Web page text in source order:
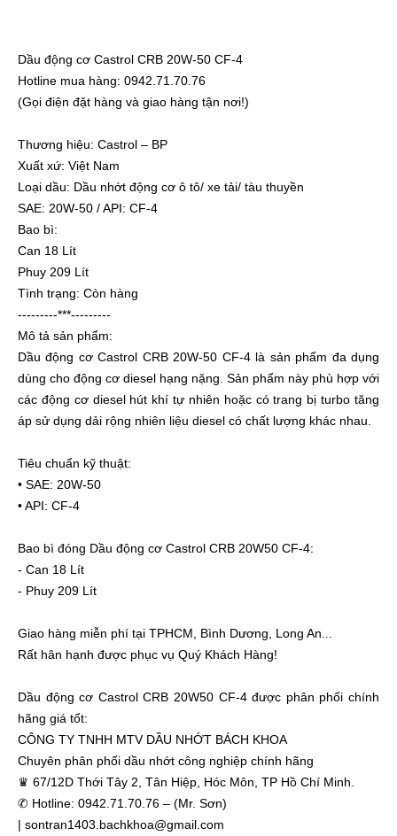
Dầu động cơ Castrol CRB 20W-50 CF-4
Hotline mua hàng: 0942.71.70.76
(Gọi điện đặt hàng và giao hàng tận nơi!)
Thương hiệu: Castrol – BP
Xuất xứ: Việt Nam
Loại dầu: Dầu nhớt động cơ ô tô/ xe tải/ tàu thuyền
SAE: 20W-50 / API: CF-4
Bao bì:
Can 18 Lít
Phuy 209 Lít
Tình trạng: Còn hàng
---------***---------
Mô tả sản phẩm:
Dầu động cơ Castrol CRB 20W-50 CF-4 là sản phẩm đa dụng
dùng cho động cơ diesel hạng nặng. Sản phẩm này phù hợp với
các động cơ diesel hút khí tự nhiên hoặc có trang bị turbo tăng
áp sử dụng dải rộng nhiên liệu diesel có chất lượng khác nhau.
Tiêu chuẩn kỹ thuật:
• SAE: 20W-50
• API: CF-4
Bao bì đóng Dầu động cơ Castrol CRB 20W50 CF-4:
- Can 18 Lít
- Phuy 209 Lít
Giao hàng miễn phí tại TPHCM, Bình Dương, Long An...
Rất hân hạnh được phục vụ Quý Khách Hàng!
Dầu động cơ Castrol CRB 20W50 CF-4 được phân phối chính
hãng giá tốt:
CÔNG TY TNHH MTV DẦU NHỚT BÁCH KHOA
Chuyên phân phối dầu nhớt công nghiệp chính hãng
♛ 67/12D Thới Tây 2, Tân Hiệp, Hóc Môn, TP Hồ Chí Minh.
✆ Hotline: 0942.71.70.76 – (Mr. Sơn)
| sontran1403.bachkhoa@gmail.com